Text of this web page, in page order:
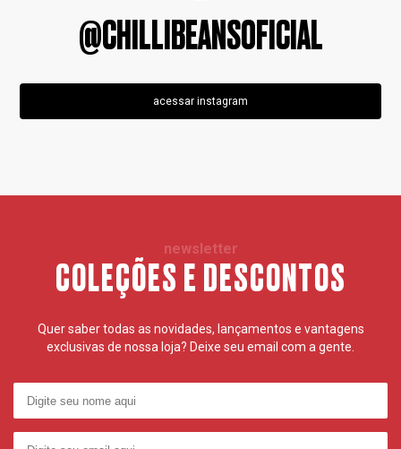
@CHILLIBEANSOFICIAL
acessar instagram
newsletter
COLEÇÕES E DESCONTOS
Quer saber todas as novidades, lançamentos e vantagens
exclusivas de nossa loja? Deixe seu email com a gente.